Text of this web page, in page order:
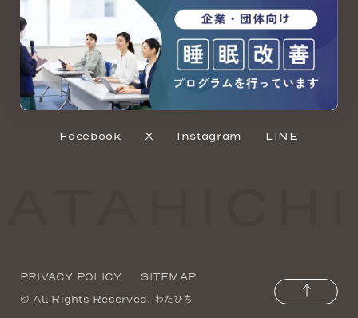
Facebook X Instagram LINE
PRIVACY POLICY
SITEMAP
© All Rights Reserved. わたひち